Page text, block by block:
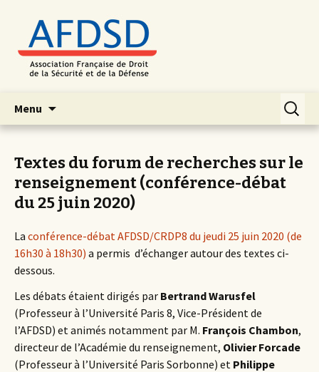
Menu
contenu
Textes du forum de recherches sur le
renseignement (conférence-débat
du 25 juin 2020)
La conférence-débat AFDSD/CRDP8 du jeudi 25 juin 2020 (de
16h30 à 18h30) a permis d’échanger autour des textes ci-
dessous.
Les débats étaient dirigés par Bertrand Warusfel
(Professeur à l’Université Paris 8, Vice-Président de
l’AFDSD) et animés notamment par M. François Chambon,
directeur de l’Académie du renseignement, Olivier Forcade
(Professeur à l’Université Paris Sorbonne) et Philippe